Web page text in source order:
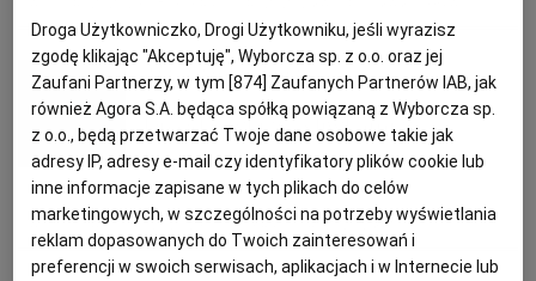
DESERY
ZUPY
CIASTA
NAPOJE
KARNAWAŁ
WIELKANOC
WALENTYNKI
DOMOWE PRZYJĘCIE
KUCHNIA BRYTYJSKA
KUCHNIA AFRYKAŃSKA
KUCHNIA JAPOŃSKA
KUCHNIA CHIŃSKA
PORADY
SZKOŁA GOTOWANIA
PORADY
ZAKUPY
ZDROWA DIETA
DIETA
FIT PRZEPISY
DO POCZYTANIA
PODRÓŻE KULINARNE
NASZE SERWISY
Magazyn Kuchnia
Drożdżówki ze śliwkami z
kruszonką
CIASTO CIASTO DROŻDŻOWE DESERY DROŻDŻÓWKA
Droga Użytkowniczko, Drogi Użytkowniku, jeśli wyrazisz
zgodę klikając "Akceptuję", Wyborcza sp. z o.o. oraz jej
Zaufani Partnerzy, w tym [874] Zaufanych Partnerów IAB, jak
również Agora S.A. będąca spółką powiązaną z Wyborcza sp.
z o.o., będą przetwarzać Twoje dane osobowe takie jak
adresy IP, adresy e-mail czy identyfikatory plików cookie lub
inne informacje zapisane w tych plikach do celów
marketingowych, w szczególności na potrzeby wyświetlania
reklam dopasowanych do Twoich zainteresowań i
preferencji w swoich serwisach, aplikacjach i w Internecie lub